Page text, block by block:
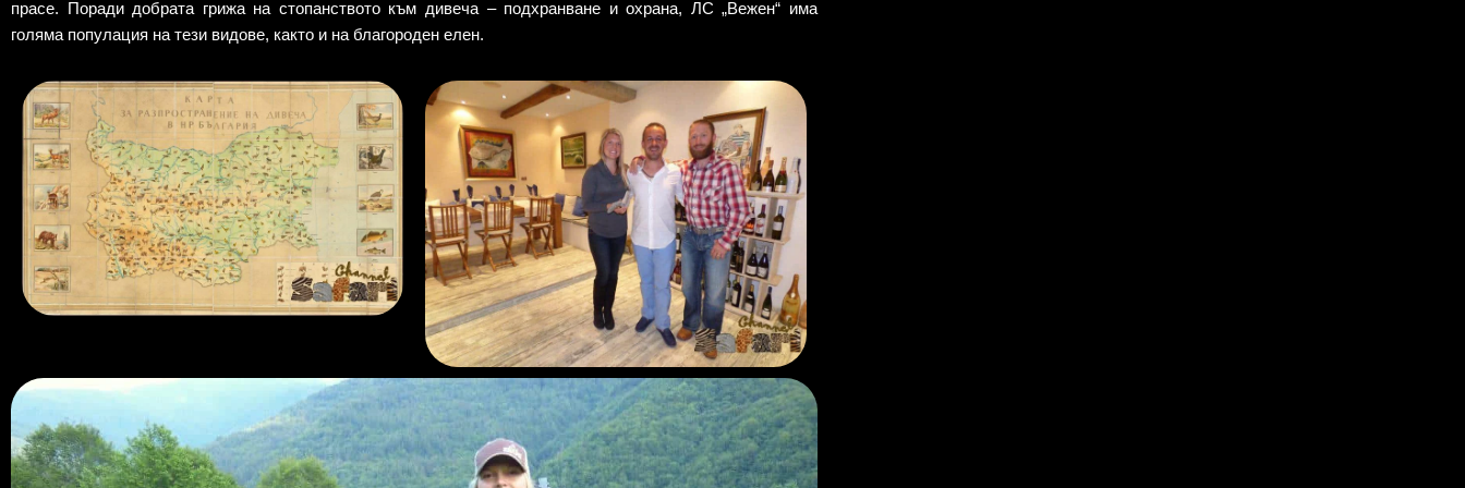
прасе. Поради добрата грижа на стопанството към дивеча – подхранване и охрана, ЛС „Вежен“ има
голяма популация на тези видове, както и на благороден елен.